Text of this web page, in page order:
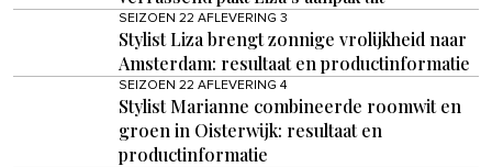
SEIZOEN 22 AFLEVERING 3
Stylist Liza brengt zonnige vrolijkheid naar
Amsterdam: resultaat en productinformatie
SEIZOEN 22 AFLEVERING 4
Stylist Marianne combineerde roomwit en
groen in Oisterwijk: resultaat en
productinformatie